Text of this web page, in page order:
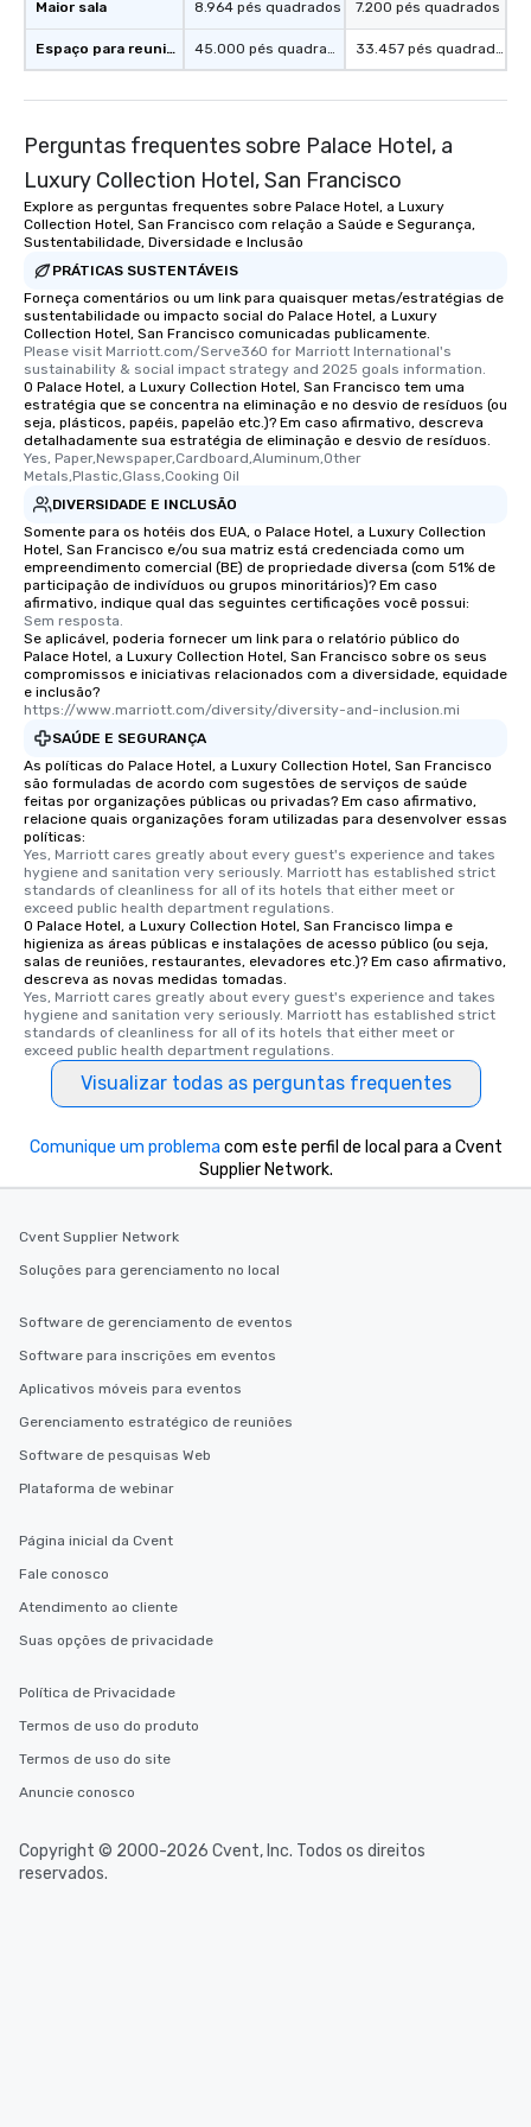
Smacking Foodie
last. It’s an
leave. Location, Location, Location
One of the best
convenient and
walking distance of
short stroll allows
members a chance
networking
heading to the next
itinerary. You Get a Dinner and a Show
who leads the group
offering engaging
fascinating stories.
interactive
along the way
ensuring there is
Different Types of
experiences offer the
convenient outing,
and your guests
discovered otherwise
a way to try some of
in the city and dive
selected dishes are
high standards to
from Day to Night
group experience,
key. Whether you
business hours or
after work, we can
needs. Go for as Long or as Short as
You Like Along with
Maior sala
Espaço para reuniões
8.964 pés quadrados
45.000 pés quadrados
7.200 pés quadrados
33.457 pés quadrados
Perguntas frequentes sobre Palace Hotel, a
Luxury Collection Hotel, San Francisco
Explore as perguntas frequentes sobre Palace Hotel, a Luxury
Collection Hotel, San Francisco com relação a Saúde e Segurança,
Sustentabilidade, Diversidade e Inclusão
PRÁTICAS SUSTENTÁVEIS
Forneça comentários ou um link para quaisquer metas/estratégias de
sustentabilidade ou impacto social do Palace Hotel, a Luxury
Collection Hotel, San Francisco comunicadas publicamente.
Please visit Marriott.com/Serve360 for Marriott International's
sustainability & social impact strategy and 2025 goals information.
O Palace Hotel, a Luxury Collection Hotel, San Francisco tem uma
estratégia que se concentra na eliminação e no desvio de resíduos (ou
seja, plásticos, papéis, papelão etc.)? Em caso afirmativo, descreva
detalhadamente sua estratégia de eliminação e desvio de resíduos.
Yes, Paper,Newspaper,Cardboard,Aluminum,Other
Metals,Plastic,Glass,Cooking Oil
DIVERSIDADE E INCLUSÃO
Somente para os hotéis dos EUA, o Palace Hotel, a Luxury Collection
Hotel, San Francisco e/ou sua matriz está credenciada como um
empreendimento comercial (BE) de propriedade diversa (com 51% de
participação de indivíduos ou grupos minoritários)? Em caso
afirmativo, indique qual das seguintes certificações você possui:
Sem resposta.
Se aplicável, poderia fornecer um link para o relatório público do
Palace Hotel, a Luxury Collection Hotel, San Francisco sobre os seus
compromissos e iniciativas relacionados com a diversidade, equidade
e inclusão?
https://www.marriott.com/diversity/diversity-and-inclusion.mi
SAÚDE E SEGURANÇA
As políticas do Palace Hotel, a Luxury Collection Hotel, San Francisco
são formuladas de acordo com sugestões de serviços de saúde
feitas por organizações públicas ou privadas? Em caso afirmativo,
relacione quais organizações foram utilizadas para desenvolver essas
políticas:
Yes, Marriott cares greatly about every guest's experience and takes
hygiene and sanitation very seriously. Marriott has established strict
standards of cleanliness for all of its hotels that either meet or
exceed public health department regulations.
O Palace Hotel, a Luxury Collection Hotel, San Francisco limpa e
higieniza as áreas públicas e instalações de acesso público (ou seja,
salas de reuniões, restaurantes, elevadores etc.)? Em caso afirmativo,
descreva as novas medidas tomadas.
Yes, Marriott cares greatly about every guest's experience and takes
hygiene and sanitation very seriously. Marriott has established strict
standards of cleanliness for all of its hotels that either meet or
exceed public health department regulations.
Visualizar todas as perguntas frequentes
Comunique um problema com este perfil de local para a Cvent
Supplier Network.
Cvent Supplier Network
Soluções para gerenciamento no local
Software de gerenciamento de eventos
Software para inscrições em eventos
Aplicativos móveis para eventos
Gerenciamento estratégico de reuniões
Software de pesquisas Web
Plataforma de webinar
Página inicial da Cvent
Fale conosco
Atendimento ao cliente
Suas opções de privacidade
Política de Privacidade
Termos de uso do produto
Termos de uso do site
Anuncie conosco
Copyright © 2000-2026 Cvent, Inc. Todos os direitos
reservados.